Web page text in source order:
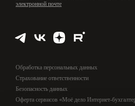
электронной почте
Обработка персональных данных
Страхование ответственности
Безопасность данных
Оферта сервисов «Моё дело Интернет-